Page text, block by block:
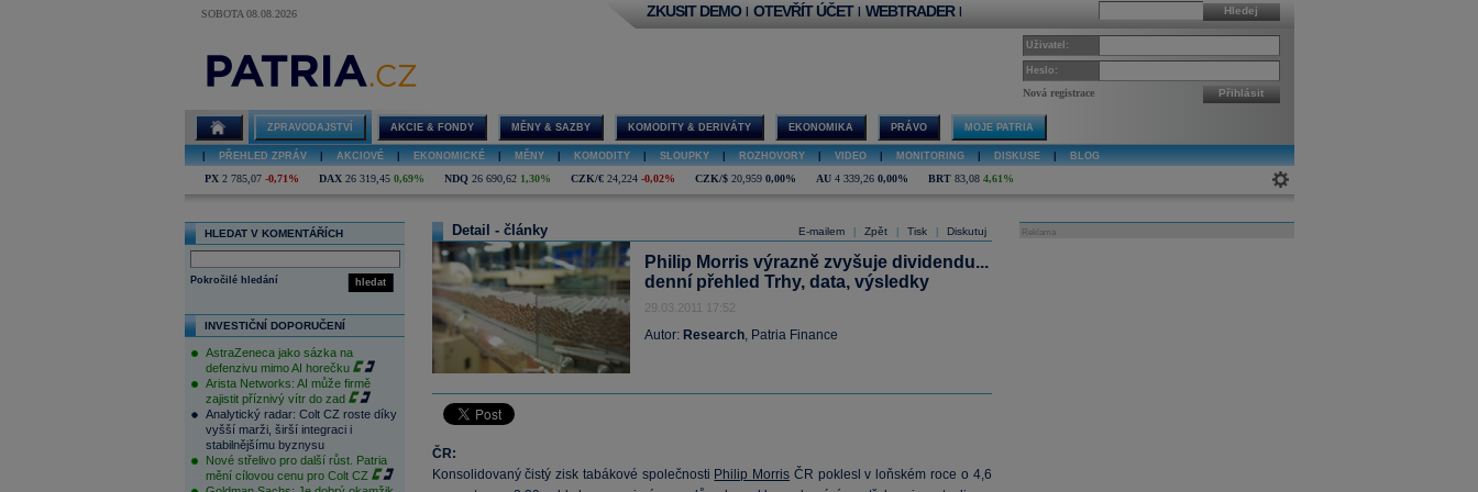
SOBOTA 08.08.2026 Hledej
ZKUSIT DEMO | OTEVŘÍT ÚČET | WEBTRADER |
Uživatel:
Heslo:
Nová registrace Přihlásit
ZPRAVODAJSTVÍ AKCIE & FONDY MĚNY & SAZBY KOMODITY & DERIVÁTY EKONOMIKA PRÁVO MOJE PATRIA
PŘEHLED ZPRÁV AKCIOVÉ EKONOMICKÉ MĚNY KOMODITY SLOUPKY ROZHOVORY VIDEO MONITORING DISKUSE BLOG
PX 2 785,07 -0,71% DAX 26 319,45 0,69% NDQ 26 690,62 1,30% CZK/€ 24,224 -0,02% CZK/$ 20,959 0,00% AU 4 339,26 0,00% BRT 83,08 4,61%
HLEDAT V KOMENTÁŘÍCH
hledat
Pokročilé hledání
INVESTIČNÍ DOPORUČENÍ
AstraZeneca jako sázka na
defenzivu mimo AI horečku
Arista Networks: AI může firmě
zajistit příznivý vítr do zad
Analytický radar: Colt CZ roste díky
vyšší marži, širší integraci i
stabilnějšímu byznysu
Nové střelivo pro další růst. Patria
mění cílovou cenu pro Colt CZ
E-mailem Zpět Tisk Diskutuj
Detail - články
Philip Morris výrazně zvyšuje dividendu...
denní přehled Trhy, data, výsledky
29.03.2011 17:52
Autor: Research, Patria Finance
ČR:
Konsolidovaný čistý zisk tabákové společnosti Philip Morris ČR poklesl v loňském roce o 4,6
Reklama